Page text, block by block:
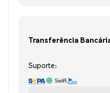
Transferência
Suporte: